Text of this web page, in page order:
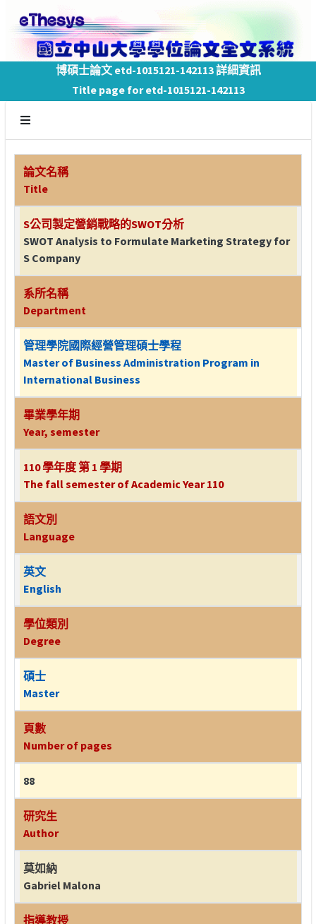
博碩士論文 etd-1015121-142113 詳細資訊
Title page for etd-1015121-142113
論文名稱
Title
S公司製定營銷戰略的SWOT分析
SWOT Analysis to Formulate Marketing Strategy for
S Company
系所名稱
Department
管理學院國際經營管理碩士學程
Master of Business Administration Program in
International Business
畢業學年期
Year, semester
110 學年度 第 1 學期
The fall semester of Academic Year 110
語文別
Language
英文
English
學位類別
Degree
碩士
Master
頁數
Number of pages
88
研究生
Author
莫如納
Gabriel Malona
指導教授